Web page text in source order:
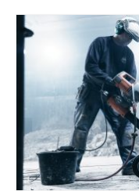
İletişim